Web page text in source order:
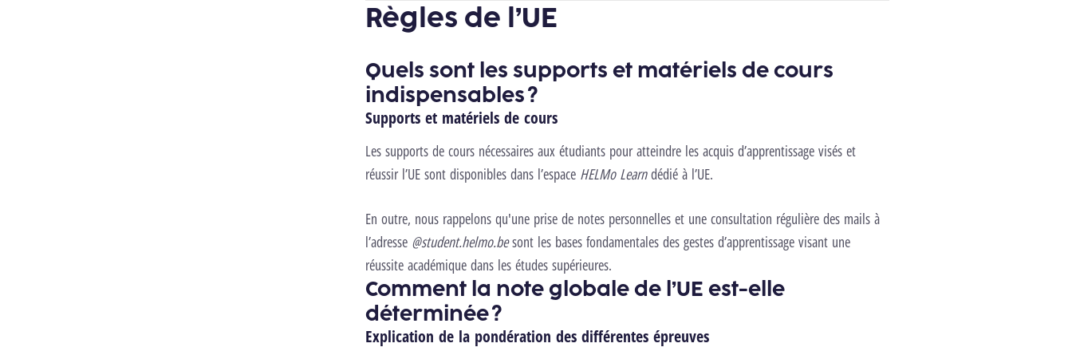
Règles de l’UE
Quels sont les supports et matériels de cours
indispensables ?
Supports et matériels de cours
Les supports de cours nécessaires aux étudiants pour atteindre les acquis d’apprentissage visés et
réussir l’UE sont disponibles dans l’espace HELMo Learndédié à l’UE.
En outre, nous rappelons qu'une prise de notes personnelles et une consultation régulière des mails à
l’adresse @student.helmo.besont les bases fondamentales des gestes d’apprentissage visant une
réussite académique dans les études supérieures.
Comment la note globale de l’UE est-elle
déterminée ?
Explication de la pondération des différentes épreuves